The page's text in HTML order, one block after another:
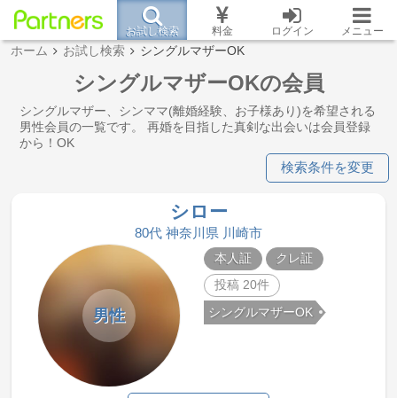
お試し検索 料金 ログイン メニュー
ホーム お試し検索 シングルマザーOK
シングルマザーOKの会員
シングルマザー、シンママ(離婚経験、お子様あり)を希望される
男性会員の一覧です。 再婚を目指した真剣な出会いは会員登録
から！OK
検索条件を変更
シロー
80代 神奈川県 川崎市
男性
本人証
クレ証
投稿 20件
シングルマザーOK